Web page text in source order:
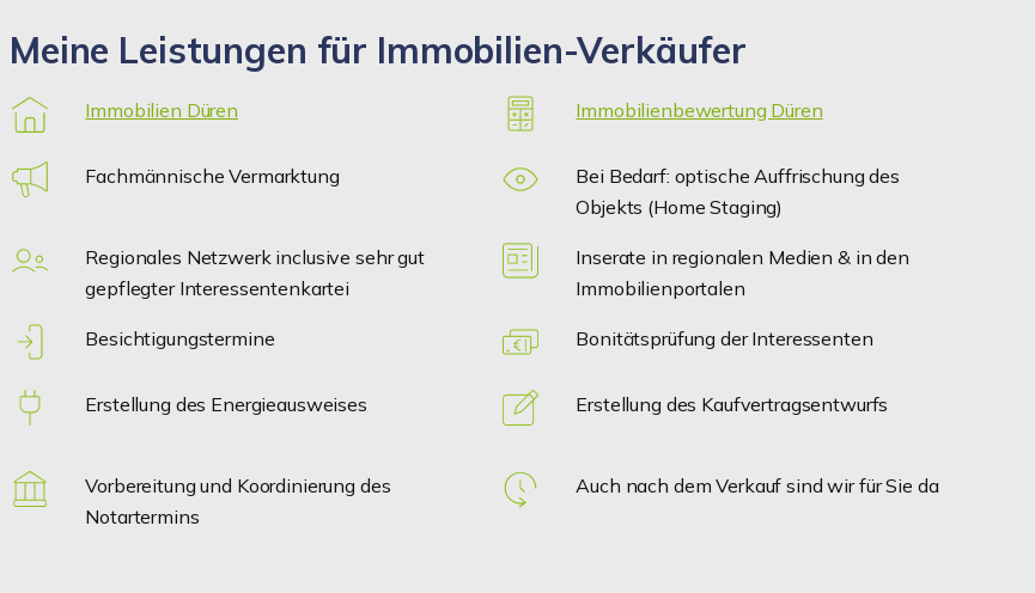
Leistungen für Immobilien-Verkäufer
Immobilien Düren Immobilienbewertung Düren
Fachmännische Vermarktung
Bei Bedarf: optische Auffrischung des
Objekts (Home Staging)
Regionales Netzwerk inclusive sehr gut
gepflegter Interessentenkartei
Inserate in regionalen Medien & in den
Immobilienportalen
Besichtigungstermine Bonitätsprüfung der Interessenten
Erstellung des Energieausweises Erstellung des Kaufvertragsentwurfs
Vorbereitung und Koordinierung des
Notartermins
Auch nach dem Verkauf sind wir für Sie da